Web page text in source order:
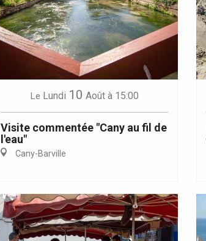
Le Lundi 10 Août à 15:00
Visite commentée "Cany au fil de
l'eau"
Cany-Barville